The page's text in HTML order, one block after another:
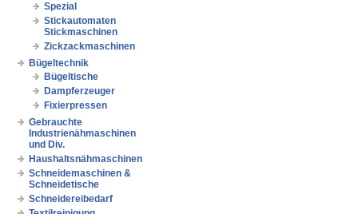
Spezial
Stickautomaten
Stickmaschinen
Zickzackmaschinen
Bügeltechnik
Bügeltische
Dampferzeuger
Fixierpressen
Gebrauchte
Industrienähmaschinen
und Div.
Haushaltsnähmaschinen
Schneidemaschinen &
Schneidetische
Schneidereibedarf